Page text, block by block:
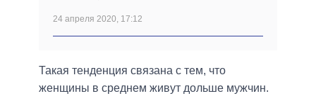
24 апреля 2020, 17:12
Такая тенденция связана с тем, что
женщины в среднем живут дольше мужчин.